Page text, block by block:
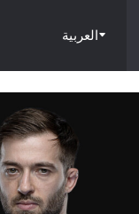
العربية